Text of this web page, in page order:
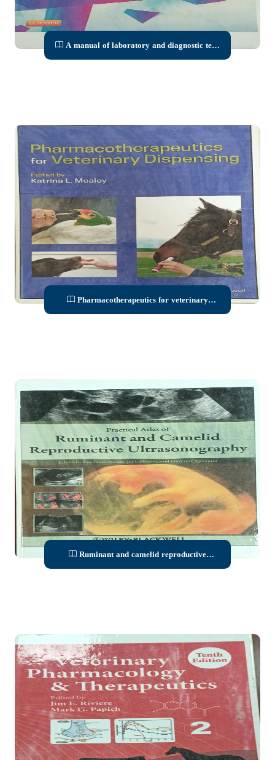
A manual of laboratory and diagnostic tests
frances marshall
Pharmacotherapeutics for veterinary
dispensing
Ruminant and camelid reproductive